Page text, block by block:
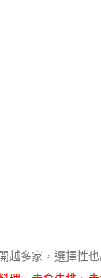
越多家，選擇性